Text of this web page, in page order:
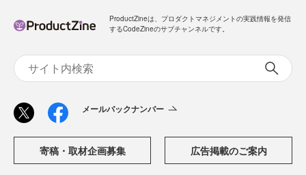
ProductZineは、プロダクトマネジメントの実践情報を発信
するCodeZineのサブチャンネルです。
メールバックナンバー
寄稿・取材企画募集 広告掲載のご案内